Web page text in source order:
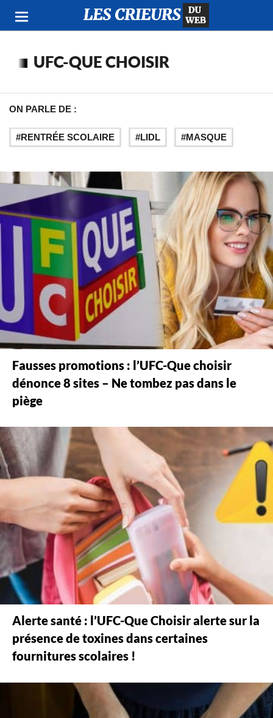
UFC-QUE CHOISIR
ON PARLE DE :
RENTRÉE SCOLAIRE LIDL MASQUE
Fausses promotions : l’UFC-Que choisir
dénonce 8 sites – Ne tombez pas dans le
piège
Alerte santé : l’UFC-Que Choisir alerte sur la
présence de toxines dans certaines
fournitures scolaires !